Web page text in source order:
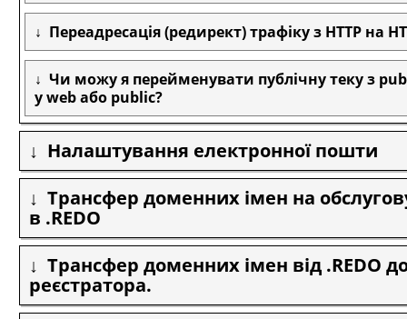
Переадресація (редирект) трафіку з HTTP на
Чи можу я перейменувати публічну теку з
у web або public?
Налаштування електронної пошти
Трансфер доменних імен на
в .REDO
Трансфер доменних імен від .REDO
реєстратора.